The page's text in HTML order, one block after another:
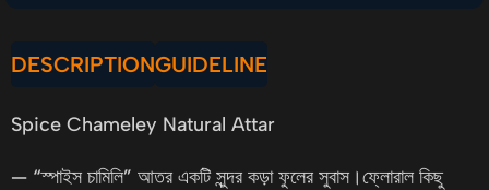
DESCRIPTIONGUIDELINE
Spice Chameley Natural Attar
— “স্পাইস চামিলি” আতর একটি সুন্দর কড়া ফুলের সুবাস।ফ্লোরাল কিছু